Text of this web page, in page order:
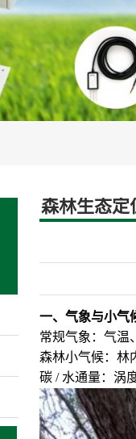
智慧农业水
森林生态定
一、气象与小气
常规气象：气温
森林小气候：林
碳 / 水通量：涡